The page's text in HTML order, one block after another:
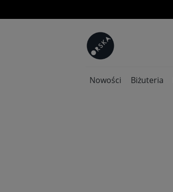
Nowości Biżuteria